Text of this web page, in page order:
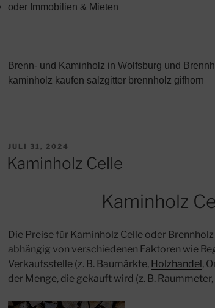
oder Immobilien & Mieten
Brenn- und Kaminholz in Wolfsburg und
kaminholz kaufen salzgitter brennholz gifhorn
VERÖFFENTLICHT
JULI 31, 2024
Kaminholz Celle
Kaminholz
Die Preise für Kaminholz Celle oder
abhängig von verschiedenen Faktoren wie
Verkaufsstelle (z. B. Baumärkte, Holzhandel ,
der Menge, die gekauft wird (z. B.